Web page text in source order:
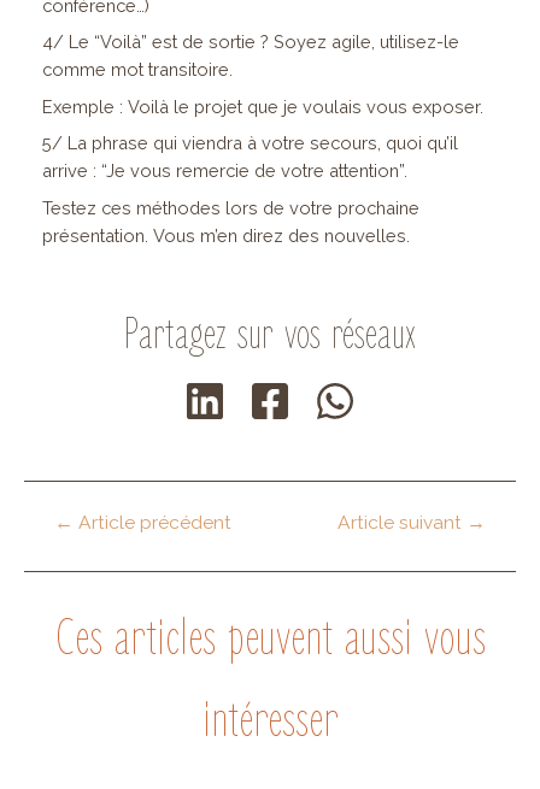
conférence…)
4/ Le “Voilà” est de sortie ? Soyez agile, utilisez-le
comme mot transitoire.
Exemple : Voilà le projet que je voulais vous exposer.
5/ La phrase qui viendra à votre secours, quoi qu’il
arrive : “Je vous remercie de votre attention”.
Testez ces méthodes lors de votre prochaine
présentation. Vous m’en direz des nouvelles.
Partagez sur vos réseaux
Navigation
l’article
← Article précédent Article suivant →
Ces articles peuvent aussi vous
intéresser